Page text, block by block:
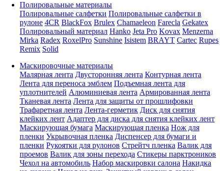
Полировальные материалы
Полировальные салфетки Полировальные салфетки в
рулоне 4CR BlackFox Brulex Chamaeleon Farecla Gekatex
Полировальный материал Hanko Jeta Pro Kovax Menzerna
Mirka Radex RoxelPro Sunshine Isistem BRAYT Cartec Rupes
Remix Solid
Маскировочные материалы
Малярная лента Двусторонняя лента Контурная лента
Лента для переноса эмблем Подъемная лента для
уплотнителей Алюминиевая лента Армированная лента
Тканевая лента Лента для защиты от прошлифовки
Трафаретная лента Лента-герметик Диск для снятия
клейких лент Адаптер для диска для снятия клейких лент
Маскирующая бумага Маскирующая пленка Нож для
пленки Укрывочная пленка Диспенсер для бумаги и
пленки Рукоятки для рулонов Стрейтч пленка Валик для
проемов Валик для зоны перехода Стикеры парктроников
Чехол на автомобиль Набор маскировки салона Накидка